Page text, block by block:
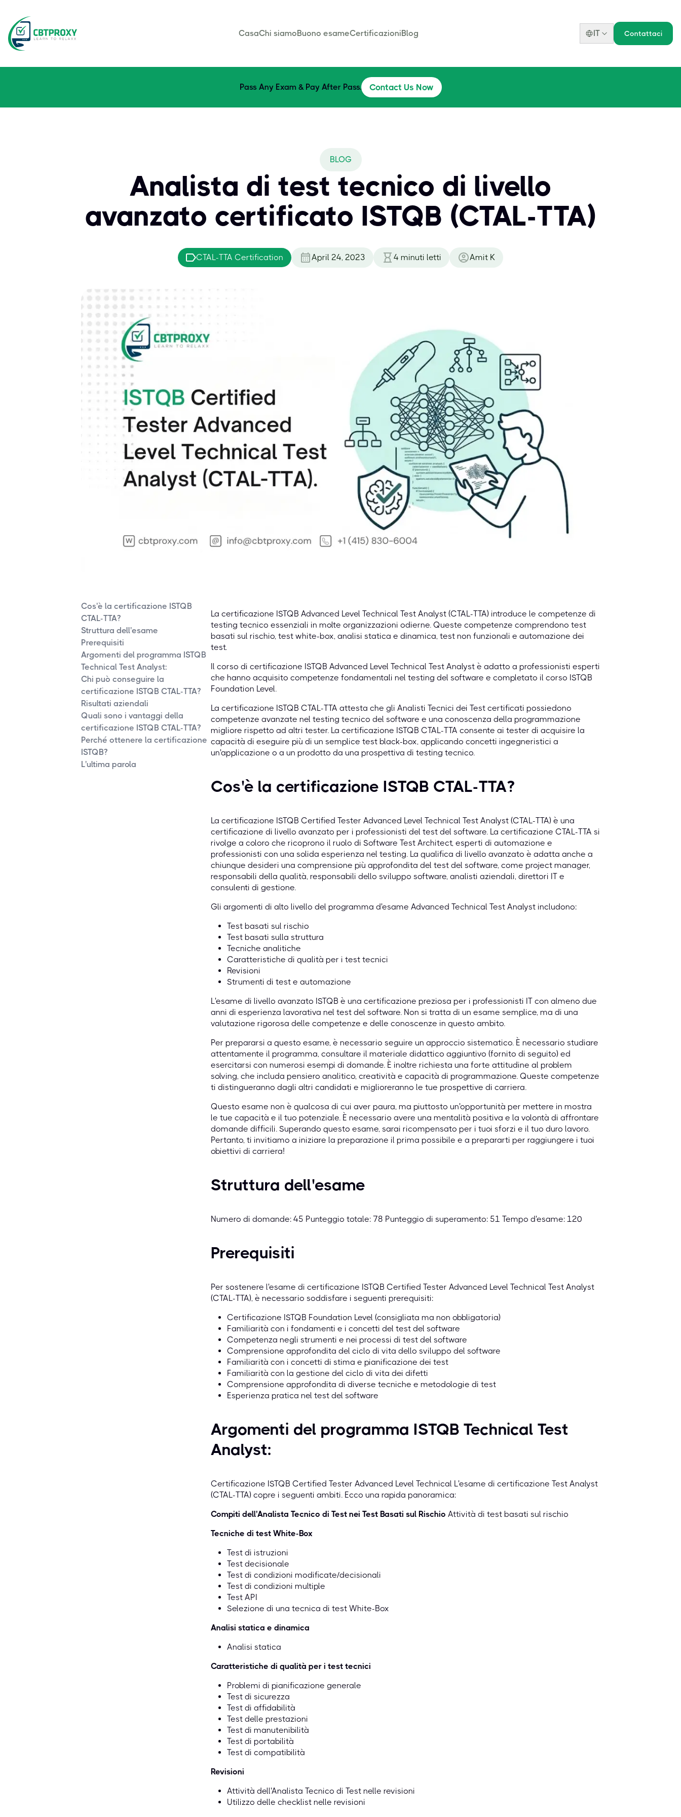
CasaChi siamoBuono esameCertificazioniBlog IT Contattaci
Pass Any Exam & Pay After Pass. Contact Us Now
BLOG
Analista di test tecnico di livello
avanzato certificato ISTQB (CTAL-TTA)
CTAL-TTA Certification April 24, 2023 4 minuti letti Amit K
Cos'è la certificazione ISTQB
CTAL-TTA?
Struttura dell'esame
Prerequisiti
Argomenti del programma ISTQB
Technical Test Analyst:
Chi può conseguire la
certificazione ISTQB CTAL-TTA?
Risultati aziendali
Quali sono i vantaggi della
certificazione ISTQB CTAL-TTA?
Perché ottenere la certificazione
ISTQB?
L'ultima parola
La certificazione ISTQB Advanced Level Technical Test Analyst (CTAL-TTA) introduce le competenze di
testing tecnico essenziali in molte organizzazioni odierne. Queste competenze comprendono test
basati sul rischio, test white-box, analisi statica e dinamica, test non funzionali e automazione dei
test.
Il corso di certificazione ISTQB Advanced Level Technical Test Analyst è adatto a professionisti esperti
che hanno acquisito competenze fondamentali nel testing del software e completato il corso ISTQB
Foundation Level.
La certificazione ISTQB CTAL-TTA attesta che gli Analisti Tecnici dei Test certificati possiedono
competenze avanzate nel testing tecnico del software e una conoscenza della programmazione
migliore rispetto ad altri tester. La certificazione ISTQB CTAL-TTA consente ai tester di acquisire la
capacità di eseguire più di un semplice test black-box, applicando concetti ingegneristici a
un'applicazione o a un prodotto da una prospettiva di testing tecnico.
Cos'è la certificazione ISTQB CTAL-TTA?
La certificazione ISTQB Certified Tester Advanced Level Technical Test Analyst (CTAL-TTA) è una
certificazione di livello avanzato per i professionisti del test del software. La certificazione CTAL-TTA si
rivolge a coloro che ricoprono il ruolo di Software Test Architect, esperti di automazione e
professionisti con una solida esperienza nel testing. La qualifica di livello avanzato è adatta anche a
chiunque desideri una comprensione più approfondita del test del software, come project manager,
responsabili della qualità, responsabili dello sviluppo software, analisti aziendali, direttori IT e
consulenti di gestione.
Gli argomenti di alto livello del programma d'esame Advanced Technical Test Analyst includono:
Test basati sul rischio
Test basati sulla struttura
Tecniche analitiche
Caratteristiche di qualità per i test tecnici
Revisioni
Strumenti di test e automazione
L'esame di livello avanzato ISTQB è una certificazione preziosa per i professionisti IT con almeno due
anni di esperienza lavorativa nel test del software. Non si tratta di un esame semplice, ma di una
valutazione rigorosa delle competenze e delle conoscenze in questo ambito.
Per prepararsi a questo esame, è necessario seguire un approccio sistematico. È necessario studiare
attentamente il programma, consultare il materiale didattico aggiuntivo (fornito di seguito) ed
esercitarsi con numerosi esempi di domande. È inoltre richiesta una forte attitudine al problem
solving, che includa pensiero analitico, creatività e capacità di programmazione. Queste competenze
ti distingueranno dagli altri candidati e miglioreranno le tue prospettive di carriera.
Questo esame non è qualcosa di cui aver paura, ma piuttosto un'opportunità per mettere in mostra
le tue capacità e il tuo potenziale. È necessario avere una mentalità positiva e la volontà di affrontare
domande difficili. Superando questo esame, sarai ricompensato per i tuoi sforzi e il tuo duro lavoro.
Pertanto, ti invitiamo a iniziare la preparazione il prima possibile e a prepararti per raggiungere i tuoi
obiettivi di carriera!
Struttura dell'esame
Numero di domande: 45 Punteggio totale: 78 Punteggio di superamento: 51 Tempo d'esame: 120
Prerequisiti
Per sostenere l'esame di certificazione ISTQB Certified Tester Advanced Level Technical Test Analyst
(CTAL-TTA), è necessario soddisfare i seguenti prerequisiti:
Certificazione ISTQB Foundation Level (consigliata ma non obbligatoria)
Familiarità con i fondamenti e i concetti del test del software
Competenza negli strumenti e nei processi di test del software
Comprensione approfondita del ciclo di vita dello sviluppo del software
Familiarità con i concetti di stima e pianificazione dei test
Familiarità con la gestione del ciclo di vita dei difetti
Comprensione approfondita di diverse tecniche e metodologie di test
Esperienza pratica nel test del software
Argomenti del programma ISTQB Technical Test
Analyst:
Certificazione ISTQB Certified Tester Advanced Level Technical L'esame di certificazione Test Analyst
(CTAL-TTA) copre i seguenti ambiti. Ecco una rapida panoramica:
Compiti dell'Analista Tecnico di Test nei Test Basati sul Rischio Attività di test basati sul rischio
Tecniche di test White-Box
Test di istruzioni
Test decisionale
Test di condizioni modificate/decisionali
Test di condizioni multiple
Test API
Selezione di una tecnica di test White-Box
Analisi statica e dinamica
Analisi statica
Caratteristiche di qualità per i test tecnici
Problemi di pianificazione generale
Test di sicurezza
Test di affidabilità
Test delle prestazioni
Test di manutenibilità
Test di portabilità
Test di compatibilità
Revisioni
Attività dell'Analista Tecnico di Test nelle revisioni
Utilizzo delle checklist nelle revisioni